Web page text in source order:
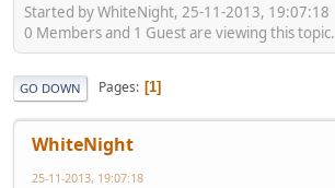
Started by WhiteNight, 25-11-2013, 19:07:18
0 Members and 1 Guest are viewing this topic.
GO DOWN Pages 1
WhiteNight
25-11-2013, 19:07:18